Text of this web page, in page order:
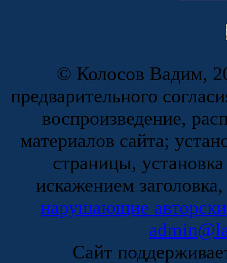
© Колосов Вадим,
предварительного
воспроизведение,
материалов сайта;
страницы,
искажением
нарушающие
Сайт